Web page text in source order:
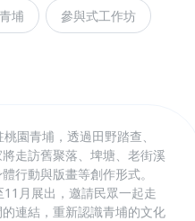
埔 參與式工作坊
園青埔，透過田野踏查、
走訪舊聚落、埤塘、老街溪
行動與版畫等創作形式。
月展出，邀請民眾一起走
連結，重新認識青埔的文化